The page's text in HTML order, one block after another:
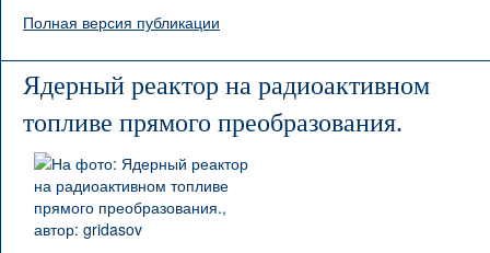
Полная версия публикации
Ядерный реактор на радиоактивном
топливе прямого преобразования.